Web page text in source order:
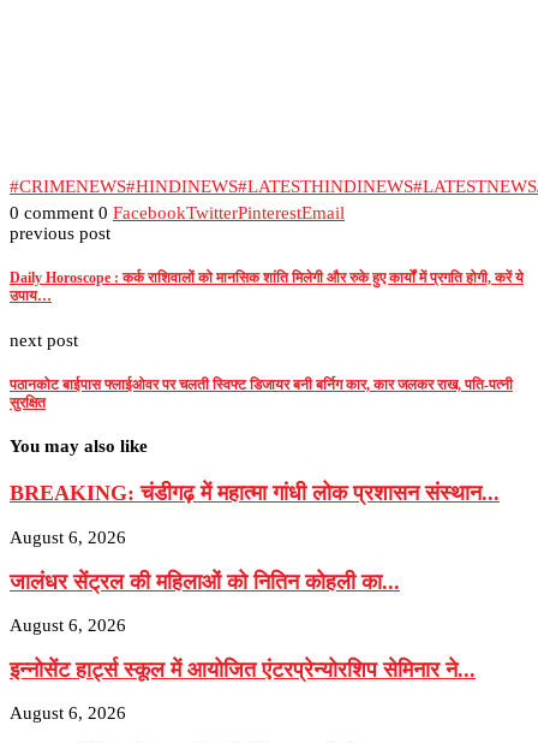
#CRIMENEWS#HINDINEWS#LATESTHINDINEWS
0 comment 0 FacebookTwitterPinterestEmail
previous post
Daily Horoscope : कर्क राशिवालों को मानसिक शांति मिलेगी और रुके हुए कार्यों में प्रगति होगी, करें ये
उपाय…
next post
पठानकोट बाईपास फ्लाईओवर पर चलती स्विफ्ट डिजायर बनी बर्निग कार, कार जलकर राख, पति-पत्नी
सुरक्षित
You may also like
BREAKING: चंडीगढ़ में महात्मा गांधी लोक प्रशासन संस्थान...
August 6, 2026
जालंधर सेंट्रल की महिलाओं को नितिन कोहली का...
August 6, 2026
इन्नोसेंट हार्ट्स स्कूल में आयोजित एंटरप्रेन्योरशिप सेमिनार ने...
August 6, 2026